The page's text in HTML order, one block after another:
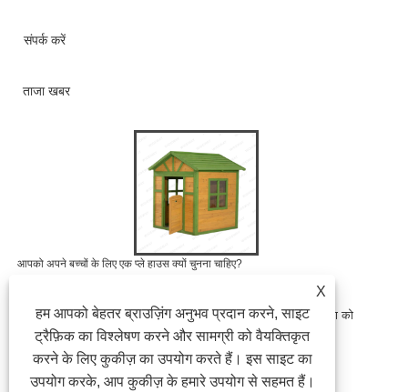
संपर्क करें
ताजा खबर
आपको अपने बच्चों के लिए एक प्ले हाउस क्यों चुनना चाहिए?
जब माता -पिता बाहरी खिलौनों के बारे में सोचते हैं जो मज़ेदार, सुरक्षा और शिक्षा को
जोड़ते हैं, तो सबसे लोकप्रिय विकल्पों में से एक एक प्ले हाउस है। यह......
X
हम आपको बेहतर ब्राउज़िंग अनुभव प्रदान करने, साइट
ट्रैफ़िक का विश्लेषण करने और सामग्री को वैयक्तिकृत
करने के लिए कुकीज़ का उपयोग करते हैं। इस साइट का
उपयोग करके, आप कुकीज़ के हमारे उपयोग से सहमत हैं।